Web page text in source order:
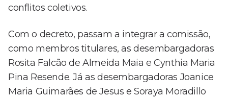
conflitos coletivos.
Com o decreto, passam a integrar a comissão,
como membros titulares, as desembargadoras
Rosita Falcão de Almeida Maia e Cynthia Maria
Pina Resende. Já as desembargadoras Joanice
Maria Guimarães de Jesus e Soraya Moradillo